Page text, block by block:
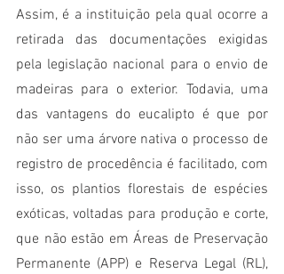
Assim, é a instituição pela qual ocorre a
retirada das documentações exigidas
pela legislação nacional para o envio de
madeiras para o exterior. Todavia, uma
das vantagens do eucalipto é que por
não ser uma árvore nativa o processo de
registro de procedência é facilitado, com
isso, os plantios florestais de espécies
exóticas, voltadas para produção e corte,
que não estão em Áreas de Preservação
Permanente (APP) e Reserva Legal (RL),